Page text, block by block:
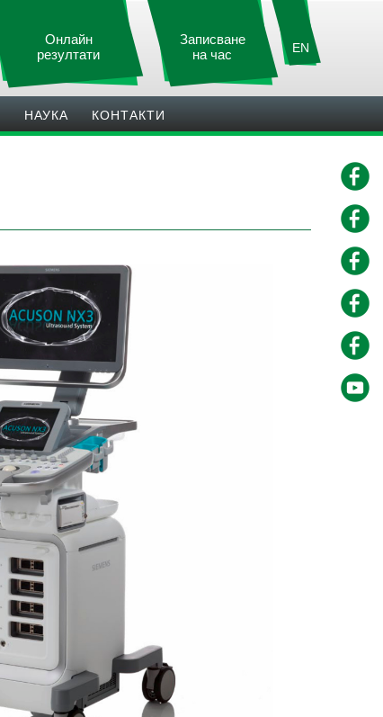
EN
Записване
на час
Онлайн
резултати
НАУКА КОНТАКТИ